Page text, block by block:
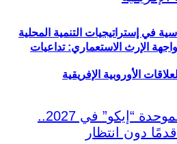
في إستراتيجيات التنمية المحلية
الإرث الاستعماري: تداعيات
الأوروبية الإفريقية